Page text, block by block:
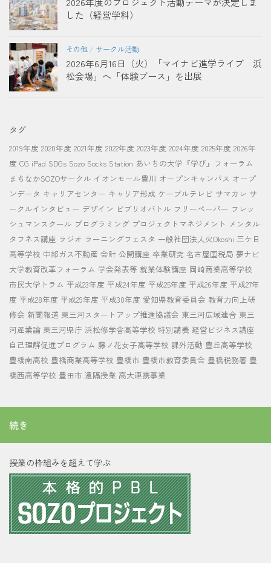
した（経営学科）
その他 / サークル活動
2026年6月16日（火）「マイナビ進学ライブ 浜
松会場」へ「体験ブース」を出展
タグ
2019年度 2020年度 2021年度 2022年度 2023年度 2024年度 2025年度 2026年
度 CG iPad SDGs Sozo Socks Station あいちの大学『学び』フォーラム
まちなかSOZOサークル イオンモール豊川 オープンキャンパス オープ
ンデータ キャリアセンター キャリア形成 ケーブルテレビ サマカレ サ
ークルインタビュー デザイン ビブリオバトル フリーペーパー フレッ
シュマンスクール プログラミング プロジェクトマネジメント メンタル
タフネス講座 ラジオ ラーニングフェスタ 一般社団法人火Okoshi 三ケ日
高等学校 中部ガス不動産 会計 公開講座 卒業研究 名古屋国税局 夢ナビ
大学教育改革フォーラム 学会発表等 就業体験講座 岡崎商業高等学校
市民大学トラム 平成23年度 平成24年度 平成25年度 平成26年度 平成27年
度 平成28年度 平成29年度 平成30年度 愛知県教育委員会 教育力向上研
修会 新聞報道 東三河スタートアップ推進協議会 東三河広域連合 東三
河産業論 東三河県庁 浜松修学舎高等学校 特別講義 経営ビジネス講座
自己理解促進プログラム 藤ノ花女子高等学校 課外活動 豊丘高等学校
豊橋南高校 豊橋商業高等学校 豊橋市 豊橋市教育委員会 豊橋税務署 豊
橋西高等学校 豊田市 遠隔授業 高大連携事業
続き
授業の枠組みを超えて学ぶ